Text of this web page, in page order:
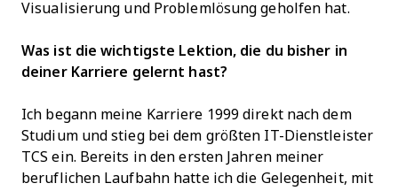
Visualisierung und Problemlösung geholfen hat.
Was ist die wichtigste Lektion, die du bisher in
deiner Karriere gelernt hast?
Ich begann meine Karriere 1999 direkt nach dem
Studium und stieg bei dem größten IT-Dienstleister
TCS ein. Bereits in den ersten Jahren meiner
beruflichen Laufbahn hatte ich die Gelegenheit, mit